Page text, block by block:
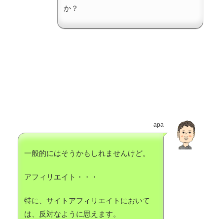
か？
apa
一般的にはそうかもしれませんけど。
アフィリエイト・・・
特に、サイトアフィリエイトにおいて
は、反対なように思えます。